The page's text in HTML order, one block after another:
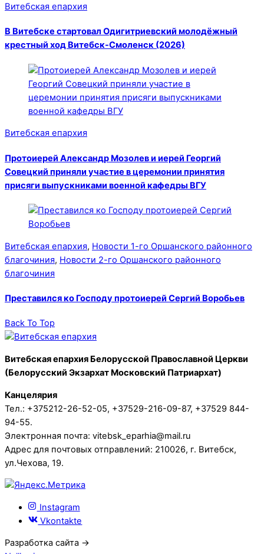
Витебская епархия
В Витебске стартовал Одигитриевский молодёжный
крестный ход Витебск-Смоленск (2026)
Витебская епархия
Протоиерей Александр Мозолев и иерей Георгий
Совецкий приняли участие в церемонии принятия
присяги выпускниками военной кафедры ВГУ
Витебская епархия, Новости 1-го Оршанского районного
благочиния, Новости 2-го Оршанского районного
благочиния
Преставился ко Господу протоиерей Сергий Воробьев
Back To Top
Витебская епархия Белорусской Православной Церкви
(Белорусский Экзархат Московский Патриархат)
Канцелярия
Тел.: +375212-26-52-05, +37529-216-09-87, +37529 844-
94-55.
Электронная почта: vitebsk_eparhia@mail.ru
Адрес для почтовых отправлений: 210026, г. Витебск,
ул.Чехова, 19.
Instagram
Vkontakte
Разработка сайта →